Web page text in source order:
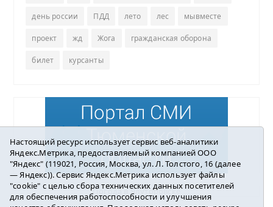
день россии ПДД лето лес мывместе
проект жд Жога гражданская оборона
билет курсанты
Погода в Ялуторовске
Настоящий ресурс использует сервис веб-аналитики
Яндекс.Метрика, предоставляемый компанией ООО
"Яндекс" (119021, Россия, Москва, ул. Л. Толстого, 16 (далее
— Яндекс)). Сервис Яндекс.Метрика использует файлы
"cookie" с целью сбора технических данных посетителей
для обеспечения работоспособности и улучшения